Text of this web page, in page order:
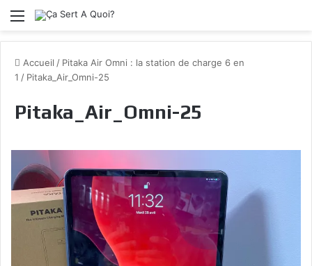
Menu
Accueil / Pitaka Air Omni : la station de charge 6 en
1 / Pitaka_Air_Omni-25
Pitaka_Air_Omni-25